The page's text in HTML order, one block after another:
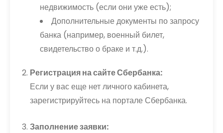
недвижимость (если они уже есть);
Дополнительные документы по запросу
банка (например, военный билет,
свидетельство о браке и т.д.).
Регистрация на сайте Сбербанка:
Если у вас еще нет личного кабинета,
зарегистрируйтесь на портале Сбербанка.
Заполнение заявки: